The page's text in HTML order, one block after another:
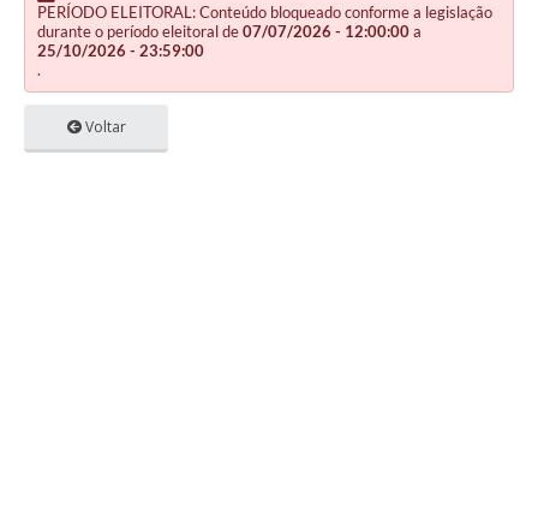
PERÍODO ELEITORAL: Conteúdo bloqueado conforme a legislação
durante o período eleitoral de07/07/2026 - 12:00:00a
25/10/2026 - 23:59:00
.
Voltar